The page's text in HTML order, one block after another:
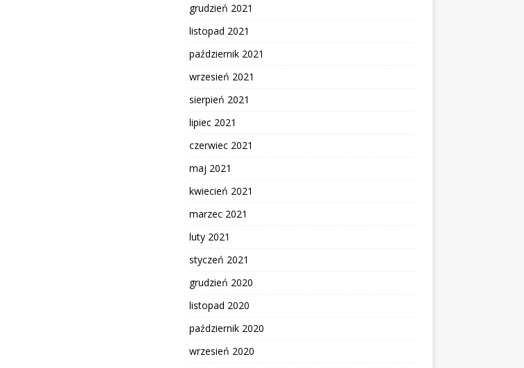
grudzień 2021
listopad 2021
październik 2021
wrzesień 2021
sierpień 2021
lipiec 2021
czerwiec 2021
maj 2021
kwiecień 2021
marzec 2021
luty 2021
styczeń 2021
grudzień 2020
listopad 2020
październik 2020
wrzesień 2020